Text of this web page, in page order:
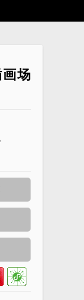
场